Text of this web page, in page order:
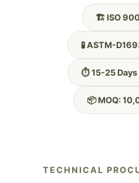
🏗️ ISO
🧪 ASTM-
⏱️ 15-25 Days
📦 MOQ:
TECHNICAL